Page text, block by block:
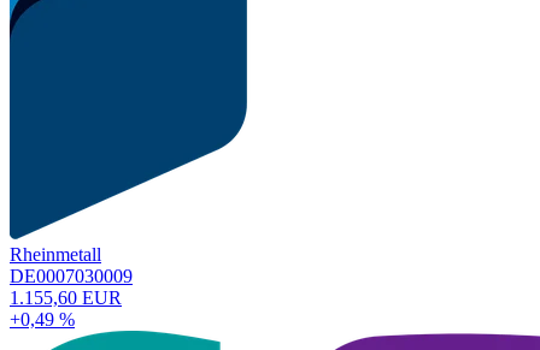
Rheinmetall
DE0007030009
1.155,60 EUR
+0,49 %